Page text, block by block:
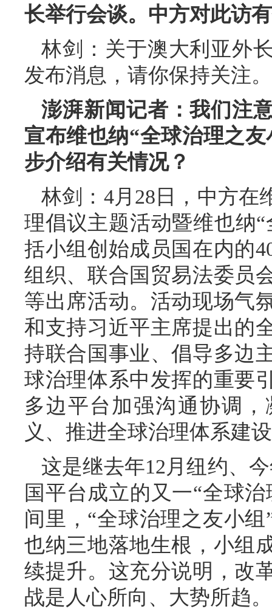
长举行会谈。中方对此访
林剑：关于澳大利亚外
发布消息，请你保持关注。
澎湃新闻记者：我们注
宣布维也纳“全球治理之
步介绍有关情况？
林剑：4月28日，中方在
理倡议主题活动暨维也纳
括小组创始成员国在内的
组织、联合国贸易法委员
等出席活动。活动现场气
和支持习近平主席提出的
持联合国事业、倡导多边
球治理体系中发挥的重要
多边平台加强沟通协调
义、推进全球治理体系建
这是继去年12月纽约、
国平台成立的又一“全球
间里，“全球治理之友小
也纳三地落地生根，小组
续提升。这充分说明，改
战是人心所向、大势所趋。